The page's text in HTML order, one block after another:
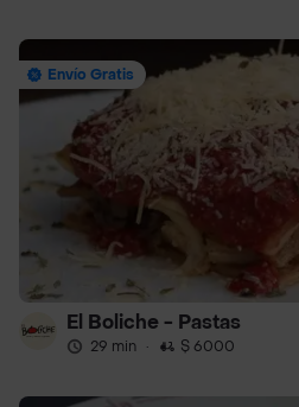
Envío Gratis
El Boliche - Pastas
29 min · $ 6000